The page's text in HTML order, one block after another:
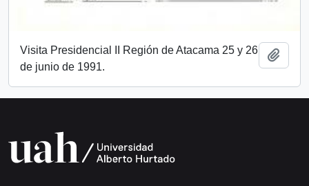
Visita Presidencial II Región de Atacama 25 y 26
de junio de 1991.